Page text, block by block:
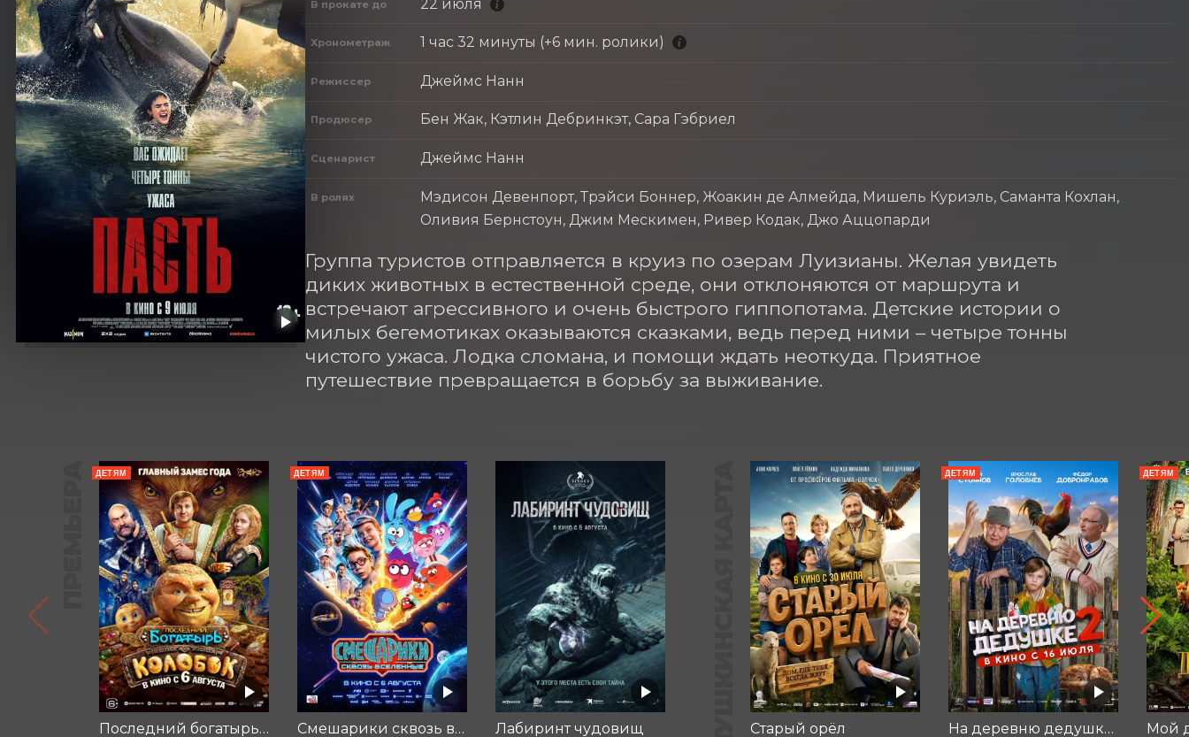
В прокате до 22 июля
Хронометраж 1 час 32 минуты (+6 мин. ролики)
Режиссер Джеймс Нанн
Продюсер Бен Жак, Кэтлин Дебринкэт, Сара Гэбриел
Сценарист Джеймс Нанн
В ролях
Мэдисон Девенпорт, Трэйси Боннер, Жоакин де Алмейда, Мишель Куриэль, Саманта Кохлан,
Оливия Бернстоун, Джим Мескимен, Ривер Кодак, Джо Аццопарди
Группа туристов отправляется в круиз по озерам Луизианы. Желая увидеть
диких животных в естественной среде, они отклоняются от маршрута и
встречают агрессивного и очень быстрого гиппопотама. Детские истории о
милых бегемотиках оказываются сказками, ведь перед ними – четыре тонны
чистого ужаса. Лодка сломана, и помощи ждать неоткуда. Приятное
путешествие превращается в борьбу за выживание.
ДЕТЯМ
Последний богатырь. Колобок
ДЕТЯМ
Смешарики сквозь вселенные Лабиринт чудовищ Старый орёл
ДЕТЯМ
На деревню дедушке 2
ДЕТЯМ